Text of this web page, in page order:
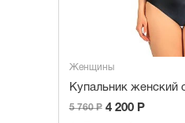
Женщины
Купальник женский
5 760 Р 4 200 Р